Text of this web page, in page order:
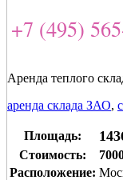
+7 (495)
Аренда теплого
аренда склада ЗАО,
Площадь:
Стоимость:
Расположение: